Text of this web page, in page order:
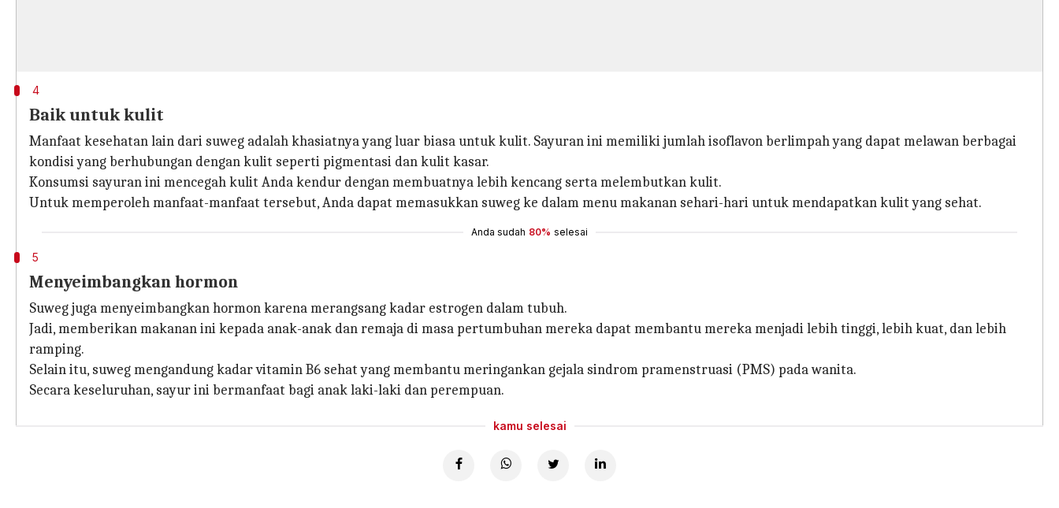
4
Baik untuk kulit
Manfaat kesehatan lain dari suweg adalah khasiatnya yang luar biasa untuk kulit. Sayuran ini memiliki jumlah isoflavon berlimpah yang dapat melawan berbagai
kondisi yang berhubungan dengan kulit seperti pigmentasi dan kulit kasar.
Konsumsi sayuran ini mencegah kulit Anda kendur dengan membuatnya lebih kencang serta melembutkan kulit.
Untuk memperoleh manfaat-manfaat tersebut, Anda dapat memasukkan suweg ke dalam menu makanan sehari-hari untuk mendapatkan kulit yang sehat.
Anda sudah 80% selesai
5
Menyeimbangkan hormon
Suweg juga menyeimbangkan hormon karena merangsang kadar estrogen dalam tubuh.
Jadi, memberikan makanan ini kepada anak-anak dan remaja di masa pertumbuhan mereka dapat membantu mereka menjadi lebih tinggi, lebih kuat, dan lebih
ramping.
Selain itu, suweg mengandung kadar vitamin B6 sehat yang membantu meringankan gejala sindrom pramenstruasi (PMS) pada wanita.
Secara keseluruhan, sayur ini bermanfaat bagi anak laki-laki dan perempuan.
kamu selesai